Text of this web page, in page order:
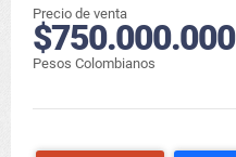
Precio de venta
$750.000.000
Pesos Colombianos